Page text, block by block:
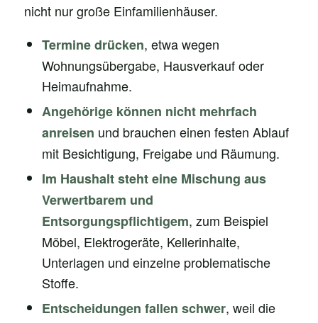
nicht nur große Einfamilienhäuser.
Termine drücken, etwa wegen
Wohnungsübergabe, Hausverkauf oder
Heimaufnahme.
Angehörige können nicht mehrfach
anreisen und brauchen einen festen Ablauf
mit Besichtigung, Freigabe und Räumung.
Im Haushalt steht eine Mischung aus
Verwertbarem und
Entsorgungspflichtigem, zum Beispiel
Möbel, Elektrogeräte, Kellerinhalte,
Unterlagen und einzelne problematische
Stoffe.
Entscheidungen fallen schwer, weil die